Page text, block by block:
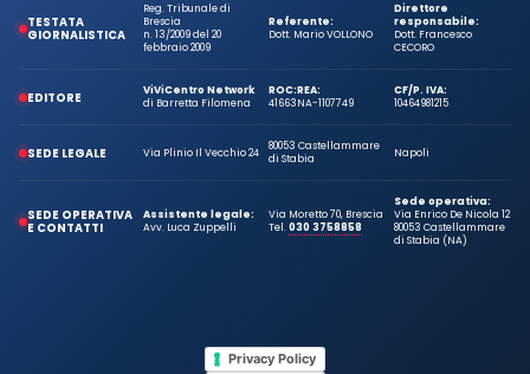
TESTATA
GIORNALISTICA
Reg. Tribunale di
Brescia
n. 13/2009 del 20
febbraio 2009
Referente:
Dott. Mario VOLLONO
Direttore
responsabile:
Dott. Francesco
CECORO
EDITORE
ViViCentro Network
di Barretta Filomena
ROC:
41663
REA:
NA-1107749
CF/P. IVA:
10464981215
SEDE LEGALE Via Plinio Il Vecchio 24
80053 Castellammare
di Stabia
Napoli
SEDE OPERATIVA
E CONTATTI
Assistente legale:
Avv. Luca Zuppelli
Via Moretto 70, Brescia
Tel.030 3758858
Sede operativa:
Via Enrico De Nicola 12
80053 Castellammare
di Stabia (NA)
Privacy Policy